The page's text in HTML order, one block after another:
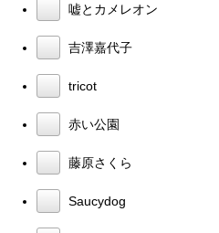
嘘とカメレオン
吉澤嘉代子
tricot
赤い公園
藤原さくら
Saucydog